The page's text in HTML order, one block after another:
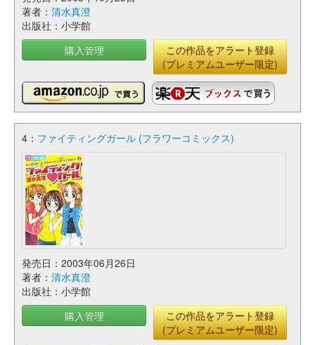
著者： 清水真澄
出版社：小学館
購入管理
この作品をアラート登録
(プレミアムユーザー限定)
4： ファイティングガール (フラワーコミックス)
発売日：2003年06月26日
著者： 清水真澄
出版社：小学館
購入管理
この作品をアラート登録
(プレミアムユーザー限定)